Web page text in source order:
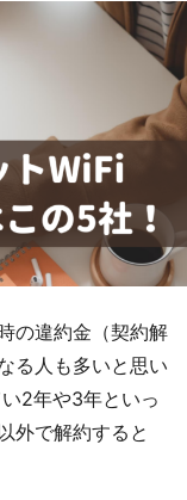
の違約金（契約解
る人も多いと思い
2年や3年といっ
外で解約すると